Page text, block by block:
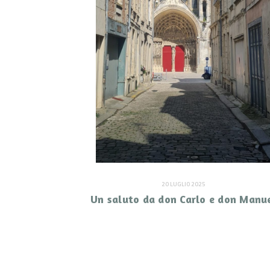
20 LUGLIO 2025
Un saluto da don Carlo e don